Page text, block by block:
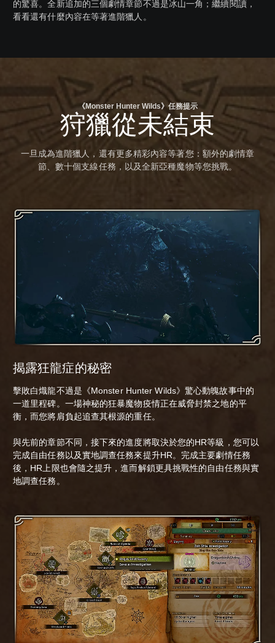
的驚喜。全新追加的三個劇情章節不過是冰山一角；繼續閱讀，
看看還有什麼內容在等著進階獵人。
《Monster Hunter Wilds》任務提示
狩獵從未結束
一旦成為進階獵人，還有更多精彩內容等著您：額外的劇情章
節、數十個支線任務，以及全新亞種魔物等您挑戰。
揭露狂龍症的秘密
擊敗白熾龍不過是《Monster Hunter Wilds》驚心動魄故事中的
一道里程碑。一場神秘的狂暴魔物疫情正在威脅封禁之地的平
衡，而您將肩負起追查其根源的重任。
與先前的章節不同，接下來的進度將取決於您的HR等級，您可以
完成自由任務以及實地調查任務來提升HR。完成主要劇情任務
後，HR上限也會隨之提升，進而解鎖更具挑戰性的自由任務與實
地調查任務。